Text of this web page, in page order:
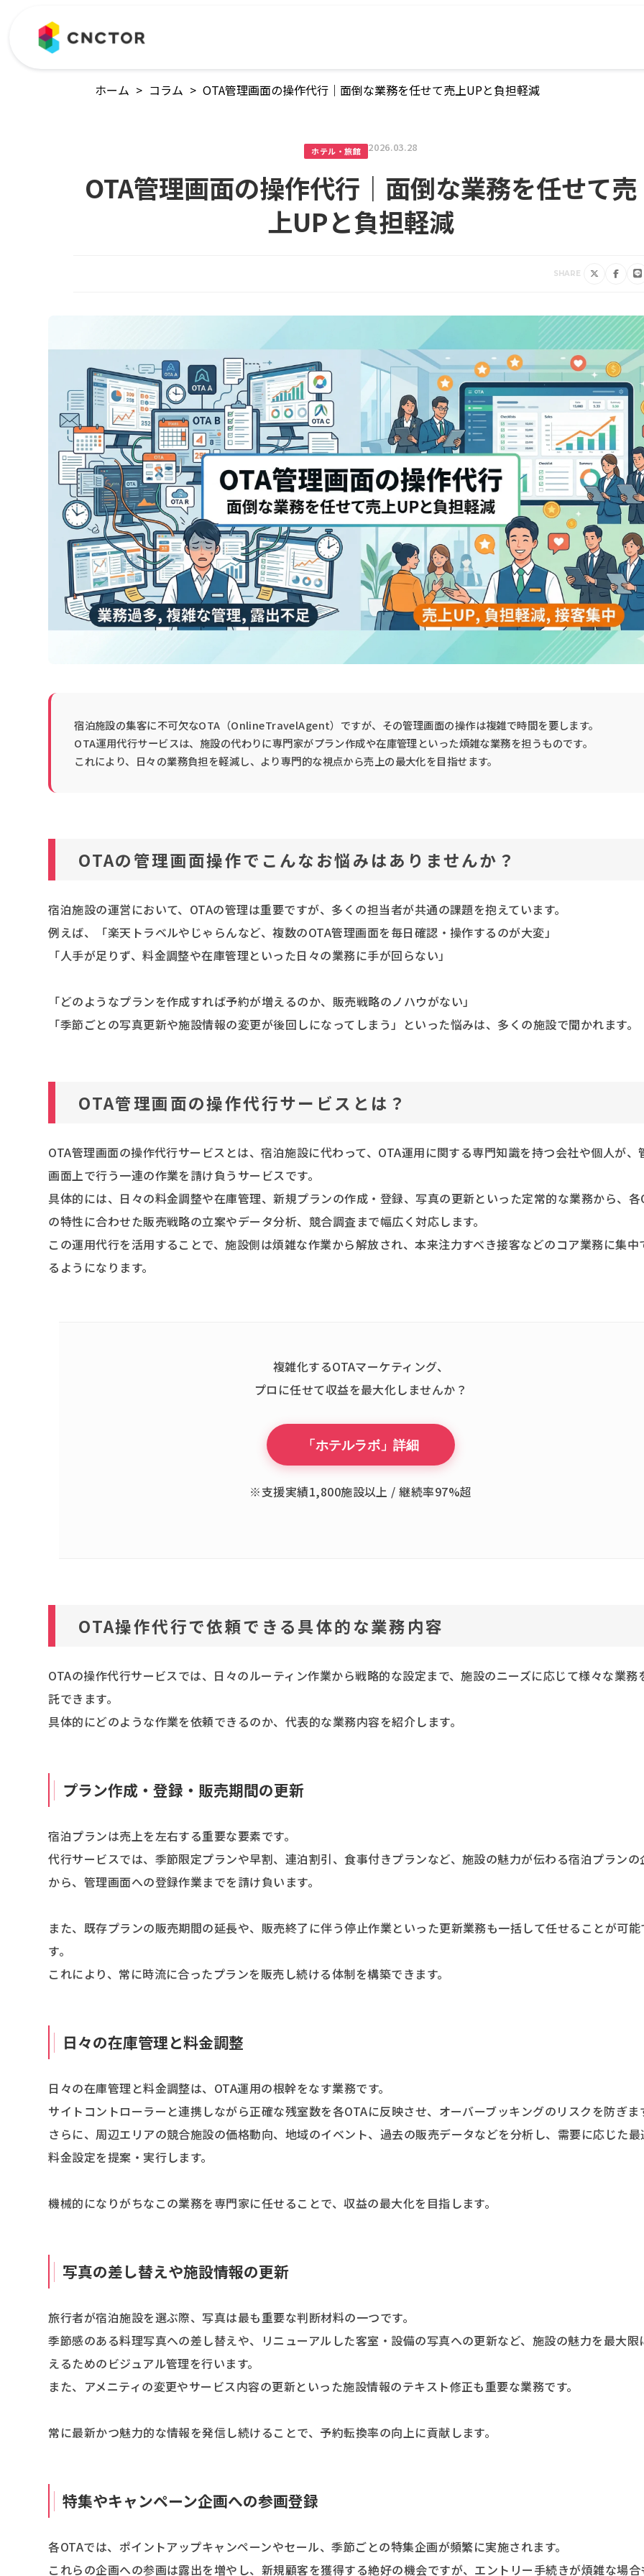
ホーム > コラム > OTA管理画面の操作代行｜面倒な業務を任せて売上UPと負担軽減
ホテル・旅館 2026.03.28
OTA管理画面の操作代行｜面倒な業務を任せて売
上UPと負担軽減
SHARE
宿泊施設の集客に不可欠なOTA（OnlineTravelAgent）ですが、その管理画面の操作は複雑で時間を要します。
OTA運用代行サービスは、施設の代わりに専門家がプラン作成や在庫管理といった煩雑な業務を担うものです。
これにより、日々の業務負担を軽減し、より専門的な視点から売上の最大化を目指せます。
OTAの管理画面操作でこんなお悩みはありませんか？
宿泊施設の運営において、OTAの管理は重要ですが、多くの担当者が共通の課題を抱えています。
例えば、「楽天トラベルやじゃらんなど、複数のOTA管理画面を毎日確認・操作するのが大変」
「人手が足りず、料金調整や在庫管理といった日々の業務に手が回らない」
「どのようなプランを作成すれば予約が増えるのか、販売戦略のノハウがない」
「季節ごとの写真更新や施設情報の変更が後回しになってしまう」といった悩みは、多くの施設で聞かれます。
OTA管理画面の操作代行サービスとは？
OTA管理画面の操作代行サービスとは、宿泊施設に代わって、OTA運用に関する専門知識を持つ会社や個人が、
画面上で行う一連の作業を請け負うサービスです。
具体的には、日々の料金調整や在庫管理、新規プランの作成・登録、写真の更新といった定常的な業務から、各
の特性に合わせた販売戦略の立案やデータ分析、競合調査まで幅広く対応します。
この運用代行を活用することで、施設側は煩雑な作業から解放され、本来注力すべき接客などのコア業務に集中
るようになります。
複雑化するOTAマーケティング、
プロに任せて収益を最大化しませんか？
「ホテルラボ」詳細
※支援実績1,800施設以上 / 継続率97%超
OTA操作代行で依頼できる具体的な業務内容
OTAの操作代行サービスでは、日々のルーティン作業から戦略的な設定まで、施設のニーズに応じて様々な業務
託できます。
具体的にどのような作業を依頼できるのか、代表的な業務内容を紹介します。
プラン作成・登録・販売期間の更新
宿泊プランは売上を左右する重要な要素です。
代行サービスでは、季節限定プランや早割、連泊割引、食事付きプランなど、施設の魅力が伝わる宿泊プランの
から、管理画面への登録作業までを請け負います。
また、既存プランの販売期間の延長や、販売終了に伴う停止作業といった更新業務も一括して任せることが可能
す。
これにより、常に時流に合ったプランを販売し続ける体制を構築できます。
日々の在庫管理と料金調整
日々の在庫管理と料金調整は、OTA運用の根幹をなす業務です。
サイトコントローラーと連携しながら正確な残室数を各OTAに反映させ、オーバーブッキングのリスクを防ぎま
さらに、周辺エリアの競合施設の価格動向、地域のイベント、過去の販売データなどを分析し、需要に応じた最
料金設定を提案・実行します。
機械的になりがちなこの業務を専門家に任せることで、収益の最大化を目指します。
写真の差し替えや施設情報の更新
旅行者が宿泊施設を選ぶ際、写真は最も重要な判断材料の一つです。
季節感のある料理写真への差し替えや、リニューアルした客室・設備の写真への更新など、施設の魅力を最大限
えるためのビジュアル管理を行います。
また、アメニティの変更やサービス内容の更新といった施設情報のテキスト修正も重要な業務です。
常に最新かつ魅力的な情報を発信し続けることで、予約転換率の向上に貢献します。
特集やキャンペーン企画への参画登録
各OTAでは、ポイントアップキャンペーンやセール、季節ごとの特集企画が頻繁に実施されます。
これらの企画への参画は露出を増やし、新規顧客を獲得する絶好の機会ですが、エントリー手続きが煩雑な場合